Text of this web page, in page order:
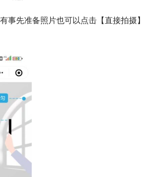
事先准备照片也可以点击【直接拍摄